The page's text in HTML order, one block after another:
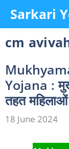
content
Sarkari
cm
Yojana :
तहत
18 June 2024